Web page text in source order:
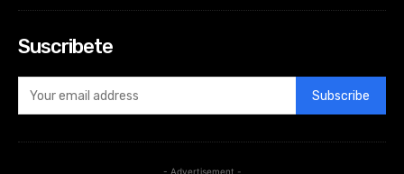
Suscribete
Subscribe
- Advertisement -